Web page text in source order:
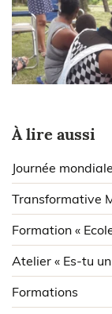
À lire aussi
Journée
Transformative
Formation «
Atelier « Es-tu
Formations